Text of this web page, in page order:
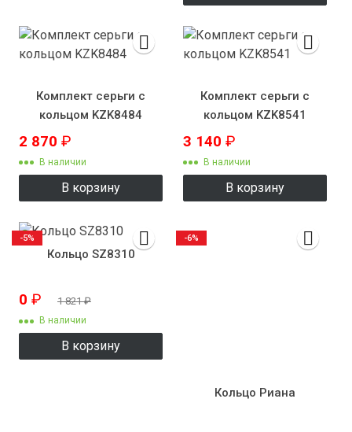
Комплект серьги с
кольцом KZK8484
2 870 ₽
В наличии
В корзину
Комплект серьги с
кольцом KZK8541
3 140 ₽
В наличии
В корзину
Кольцо SZ8310
0 ₽ 1 821₽
В наличии
В корзину
-5%
Кольцо Риана
-6%